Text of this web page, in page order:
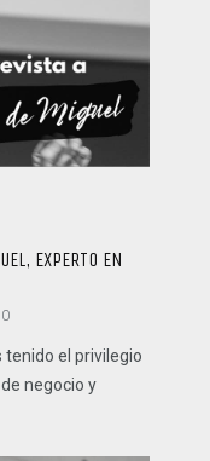
EXPERTO EN
el privilegio
negocio y